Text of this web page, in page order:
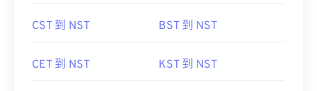
CST 到 NST BST 到 NST
CET 到 NST KST 到 NST